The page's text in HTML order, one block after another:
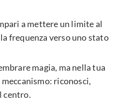
a mettere un limite al
frequenza verso uno stato
magia, ma nella tua
riconosci,
centro.